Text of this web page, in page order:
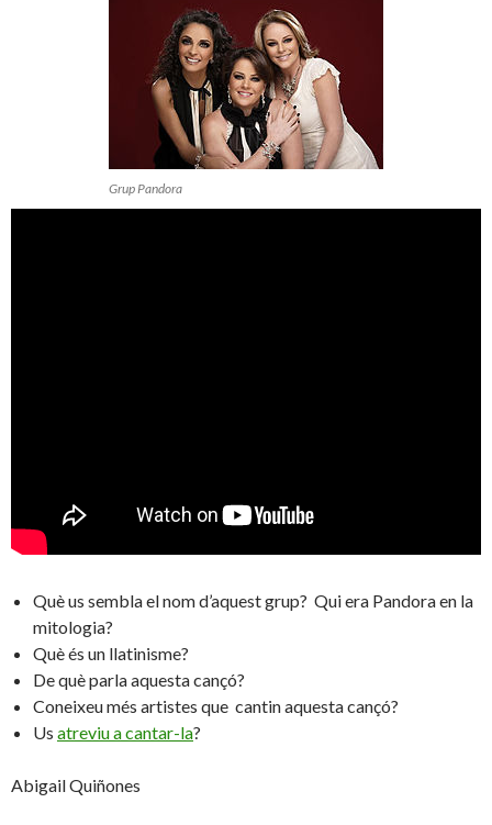
Grup Pandora
Què us sembla el nom d’aquest grup? Qui era Pandora en la
mitologia?
Què és un llatinisme?
De què parla aquesta cançó?
Coneixeu més artistes que cantin aquesta cançó?
Us atreviu a cantar-la?
Abigail Quiñones